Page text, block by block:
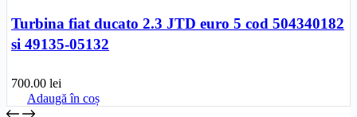
Turbina fiat ducato 2.3 JTD euro 5 cod 504340182
si 49135-05132
700.00 lei
Adaugă în coș